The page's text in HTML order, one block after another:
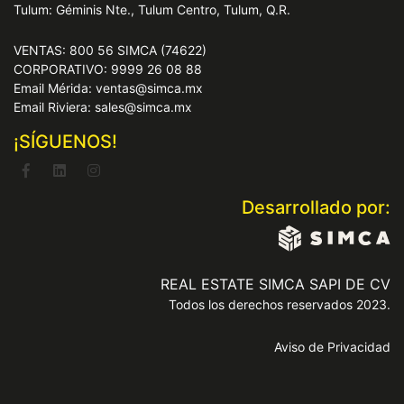
Tulum: Géminis Nte., Tulum Centro, Tulum, Q.R.
VENTAS: 800 56 SIMCA (74622)
CORPORATIVO: 9999 26 08 88
Email Mérida: ventas@simca.mx
Email Riviera: sales@simca.mx
¡SÍGUENOS!
Desarrollado por:
REAL ESTATE SIMCA SAPI DE CV
Todos los derechos reservados 2023.
Aviso de Privacidad